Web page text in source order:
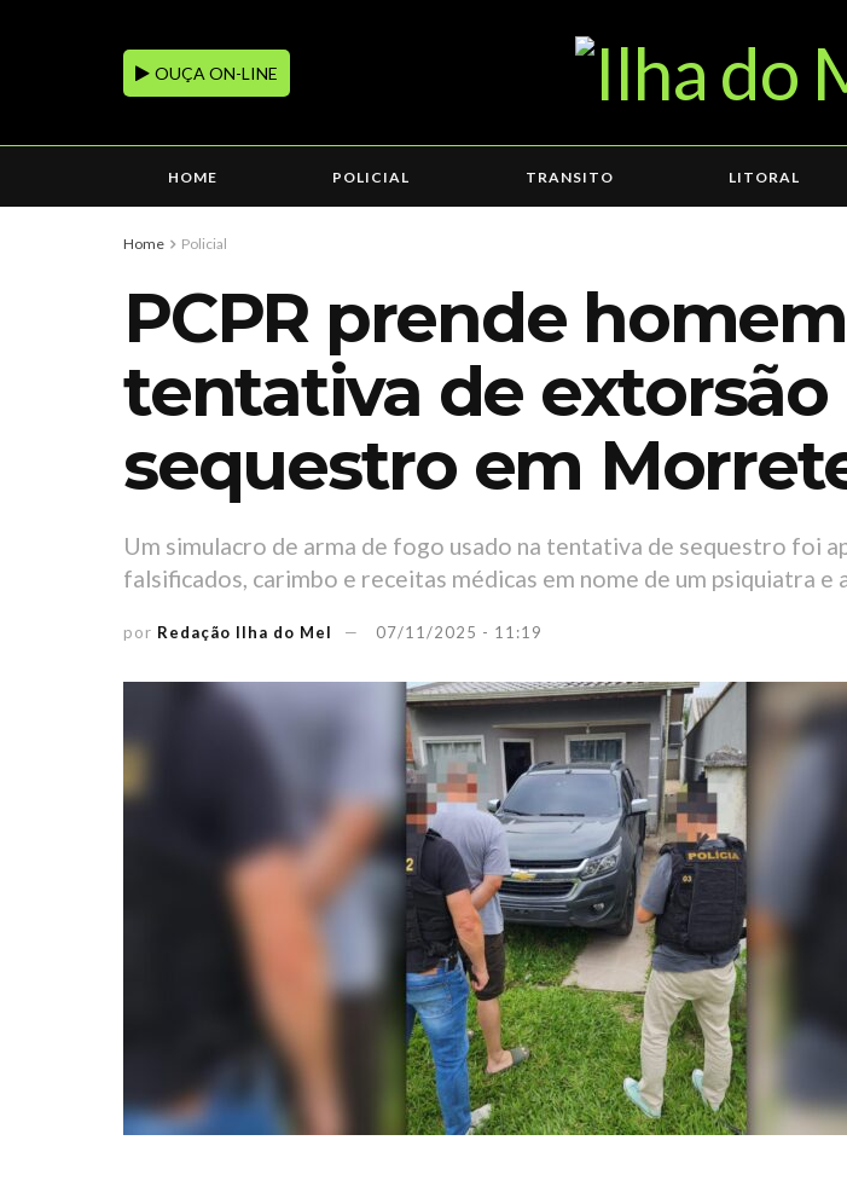
OUÇA ON-LINE
HOME POLICIAL TRANSITO LITORAL
Home Policial
PCPR prende
tentativa de
sequestro em
Um simulacro de arma de fogo usado na tentativa de sequestro foi
falsificados, carimbo e receitas médicas em nome de um psiquiatra
por Redação Ilha do Mel 07/11/2025 - 11:19